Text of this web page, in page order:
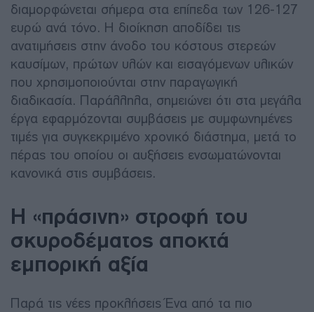
διαμορφώνεται σήμερα στα επίπεδα των 126-127
ευρώ ανά τόνο. Η διοίκηση αποδίδει τις
ανατιμήσεις στην άνοδο του κόστους στερεών
καυσίμων, πρώτων υλών και εισαγόμενων υλικών
που χρησιμοποιούνται στην παραγωγική
διαδικασία. Παράλληλα, σημειώνει ότι στα μεγάλα
έργα εφαρμόζονται συμβάσεις με συμφωνημένες
τιμές για συγκεκριμένο χρονικό διάστημα, μετά το
πέρας του οποίου οι αυξήσεις ενσωματώνονται
κανονικά στις συμβάσεις.
Η «πράσινη» στροφή του
σκυροδέματος αποκτά
εμπορική αξία
Παρά τις νέες προκλήσεις Ένα από τα πιο